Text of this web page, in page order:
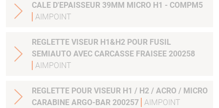
CALE D'EPAISSEUR 39MM MICRO H1 - COMPM5
AIMPOINT
REGLETTE VISEUR H1&H2 POUR FUSIL
SEMIAUTO AVEC CARCASSE FRAISEE 200258
AIMPOINT
REGLETTE POUR VISEUR H1 / H2 / ACRO / MICRO
CARABINE ARGO-BAR 200257 AIMPOINT